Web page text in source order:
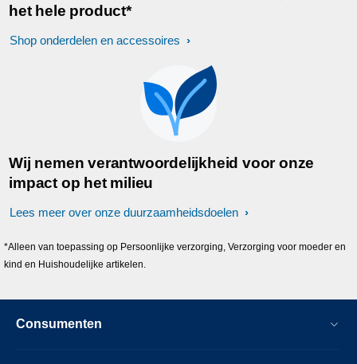
het hele product*
Shop onderdelen en accessoires
Wij nemen verantwoordelijkheid voor onze
impact op het milieu
Lees meer over onze duurzaamheidsdoelen
*Alleen van toepassing op Persoonlijke verzorging, Verzorging voor moeder en
kind en Huishoudelijke artikelen.
Consumenten